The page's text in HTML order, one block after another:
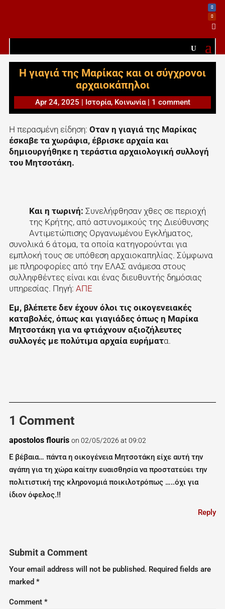

Η γιαγιά της Μαρίκας και οι σύγχρονοι
αρχαιοκάπηλοι
Apr 24, 2025 | Ιστορία, Κοινωνία| 1 comment
Η περασμένη είδηση: Οταν η γιαγιά της Μαρίκας
έσκαβε τα χωράφια, έβρισκε αρχαία και
δημιουργήθηκε η τεράστια αρχαιολογική συλλογή
του Μητσοτάκη.
Και η τωρινή: Συνελήφθησαν χθες σε περιοχή
της Κρήτης, από αστυνομικούς της Διεύθυνσης
Αντιμετώπισης Οργανωμένου Εγκλήματος,
συνολικά 6 άτομα, τα οποία κατηγορούνται για
εμπλοκή τους σε υπόθεση αρχαιοκαπηλίας. Σύμφωνα
με πληροφορίες από την ΕΛΑΣ ανάμεσα στους
συλληφθέντες είναι και ένας διευθυντής δημόσιας
υπηρεσίας. Πηγή: ΑΠΕ
Εμ, βλέπετε δεν έχουν όλοι τις οικογενειακές
καταβολές, όπως και γιαγιάδες όπως η Μαρίκα
Μητσοτάκη για να φτιάχνουν αξιοζήλευτες
συλλογές με πολύτιμα αρχαία ευρήματα.
1 Comment
apostolos flouris on 02/05/2026 at 09:02
Ε βέβαια… πάντα η οικογένεια Μητσοτάκη είχε αυτή την
αγάπη για τη χώρα καίτην ευαισθησία να προστατεύει την
πολιτιστική της κληρονομιά ποικιλοτρόπως …..όχι για
ίδιον όφελος.!!
Reply
Submit a Comment
Your email address will not be published. Required fields are
marked *
Comment *